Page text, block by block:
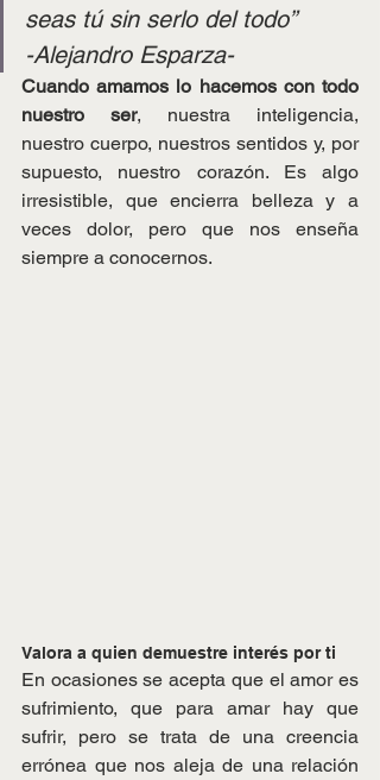
seas tú sin serlo del todo”
-Alejandro Esparza-
Cuando amamos lo hacemos con todo
nuestro ser, nuestra inteligencia,
nuestro cuerpo, nuestros sentidos y, por
supuesto, nuestro corazón. Es algo
irresistible, que encierra belleza y a
veces dolor, pero que nos enseña
siempre a conocernos.
Valora a quien demuestre interés por ti
En ocasiones se acepta que el amor es
sufrimiento, que para amar hay que
sufrir, pero se trata de una creencia
errónea que nos aleja de una relación